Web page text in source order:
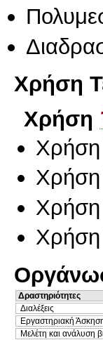
Χρήση
Χρήση
Χρήση
Χρήση
Χρήση
Χρήση
Δραστηριότητες
Διαλέξεις
Εργαστηριακή
Μελέτη και ανάλυση